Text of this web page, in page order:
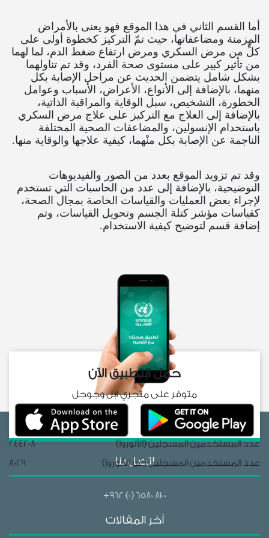
أما القسم الثاني في هذا الموقع فهو يعنى بالأمراض
المزمنة ومضاعفاتها، حيث تمّ التركيز كخطوة أولى على
كلٍّ من مرض السكري ومرض ارتفاع ضغط الدم، لما لهما
من تأثير كبير على مستوى صحة الفرد، وقد تم تناولهما
بشكل شامل يتضمن الحديث عن مراحل الإصابة بكل
منهما، بالإضافة إلى الأنواع، الأعراض، الأسباب وعوامل
الخطورة، التشخيص، سبل الوقاية والمراقبة الذاتية،
بالإضافة إلى العلاج مع التركيز على علاج مرض السكري
باستخدام الإنسولين، والمضاعفات الصحية المختلفة
الناجمة عن الإصابة بكل منْهما، كيفية علاجها والوقاية منها.
وقد تم تزويد الموقع بعدد من الصور والفيديوهات
التوضيحية، بالإضافة إلى عدد من الحاسبات التي تستخدم
لإجراء بعض العمليات والقياسات الخاصة بمجال الصحة،
كقياسات مؤشر كتلة الجسم وتحويل القياسات، وتم
إضافة قسم لتوضيح كيفية الاستخدام.
244208
عدد المستخدمين المسجلين (الأنوروا)
8029
عدد المستخدمين المسجلين (غير الأنوروا)
حمل التطبيق الآن
متوفر على متجري ابل وجوجل
اتصل بنا
+962 (0) 6580 8100
آخر المقالات